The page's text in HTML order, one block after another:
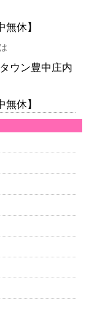
休】
ウン豊中庄内
休】